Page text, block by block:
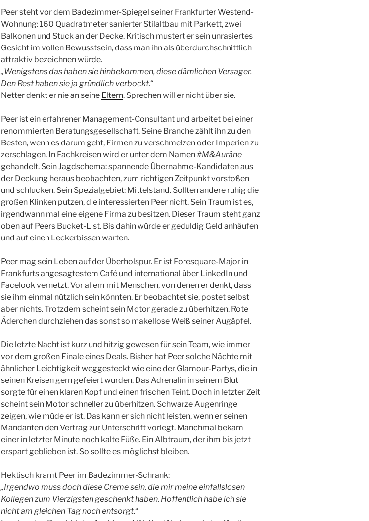
Peer steht vor dem Badezimmer-Spiegel seiner Frankfurter Westend-
Wohnung: 160 Quadratmeter sanierter Stilaltbau mit Parkett, zwei
Balkonen und Stuck an der Decke. Kritisch mustert er sein unrasiertes
Gesicht im vollen Bewusstsein, dass man ihn als überdurchschnittlich
attraktiv bezeichnen würde.
„Wenigstens das haben sie hinbekommen, diese dämlichen Versager.
Den Rest haben sie ja gründlich verbockt.“
Netter denkt er nie an seine Eltern. Sprechen will er nicht über sie.
Peer ist ein erfahrener Management-Consultant und arbeitet bei einer
renommierten Beratungsgesellschaft. Seine Branche zählt ihn zu den
Besten, wenn es darum geht, Firmen zu verschmelzen oder Imperien zu
zerschlagen. In Fachkreisen wird er unter dem Namen#M&Auräne
gehandelt. Sein Jagdschema: spannende Übernahme-Kandidaten aus
der Deckung heraus beobachten, zum richtigen Zeitpunkt vorstoßen
und schlucken. Sein Spezialgebiet: Mittelstand. Sollten andere ruhig die
großen Klinken putzen, die interessierten Peer nicht. Sein Traum ist es,
irgendwann mal eine eigene Firma zu besitzen. Dieser Traum steht ganz
oben auf Peers Bucket-List. Bis dahin würde er geduldig Geld anhäufen
und auf einen Leckerbissen warten.
Peer mag sein Leben auf der Überholspur. Er ist Foresquare-Major in
Frankfurts angesagtestem Café und international über LinkedIn und
Facelook vernetzt. Vor allem mit Menschen, von denen er denkt, dass
sie ihm einmal nützlich sein könnten. Er beobachtet sie, postet selbst
aber nichts. Trotzdem scheint sein Motor gerade zu überhitzen. Rote
Äderchen durchziehen das sonst so makellose Weiß seiner Augäpfel.
Die letzte Nacht ist kurz und hitzig gewesen für sein Team, wie immer
vor dem großen Finale eines Deals. Bisher hat Peer solche Nächte mit
ähnlicher Leichtigkeit weggesteckt wie eine der Glamour-Partys, die in
seinen Kreisen gern gefeiert wurden. Das Adrenalin in seinem Blut
sorgte für einen klaren Kopf und einen frischen Teint. Doch in letzter Zeit
scheint sein Motor schneller zu überhitzen. Schwarze Augenringe
zeigen, wie müde er ist. Das kann er sich nicht leisten, wenn er seinen
Mandanten den Vertrag zur Unterschrift vorlegt. Manchmal bekam
einer in letzter Minute noch kalte Füße. Ein Albtraum, der ihm bis jetzt
erspart geblieben ist. So sollte es möglichst bleiben.
Hektisch kramt Peer im Badezimmer-Schrank:
„Irgendwo muss doch diese Creme sein, die mir meine einfallslosen
Kollegen zum Vierzigsten geschenkt haben. Hoffentlich habe ich sie
nicht am gleichen Tag noch entsorgt.“